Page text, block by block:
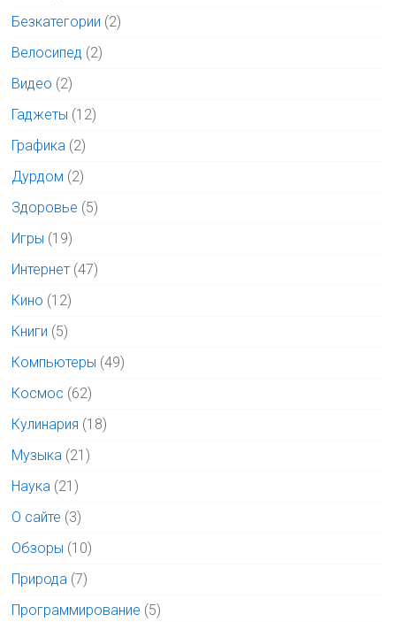
Безкатегории (2)
Велосипед (2)
Видео (2)
Гаджеты (12)
Графика (2)
Дурдом (2)
Здоровье (5)
Игры (19)
Интернет (47)
Кино (12)
Книги (5)
Компьютеры (49)
Космос (62)
Кулинария (18)
Музыка (21)
Наука (21)
О сайте (3)
Обзоры (10)
Природа (7)
Программирование (5)